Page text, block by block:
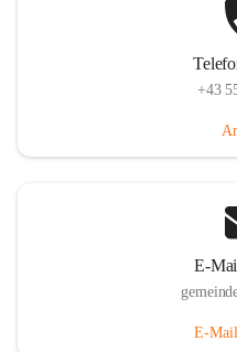
+43
E-
E-